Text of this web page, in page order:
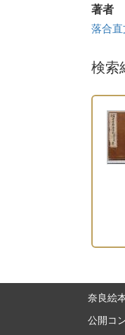
著者
落合
検索
奈良絵
公開コ